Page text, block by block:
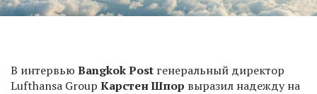
В интервью Bangkok Post генеральный директор
Lufthansa Group Карстен Шпор выразил надежду на